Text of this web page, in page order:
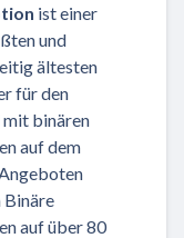
ist einer
und
ältesten
für den
mit binären
auf dem
Binäre
auf über 80